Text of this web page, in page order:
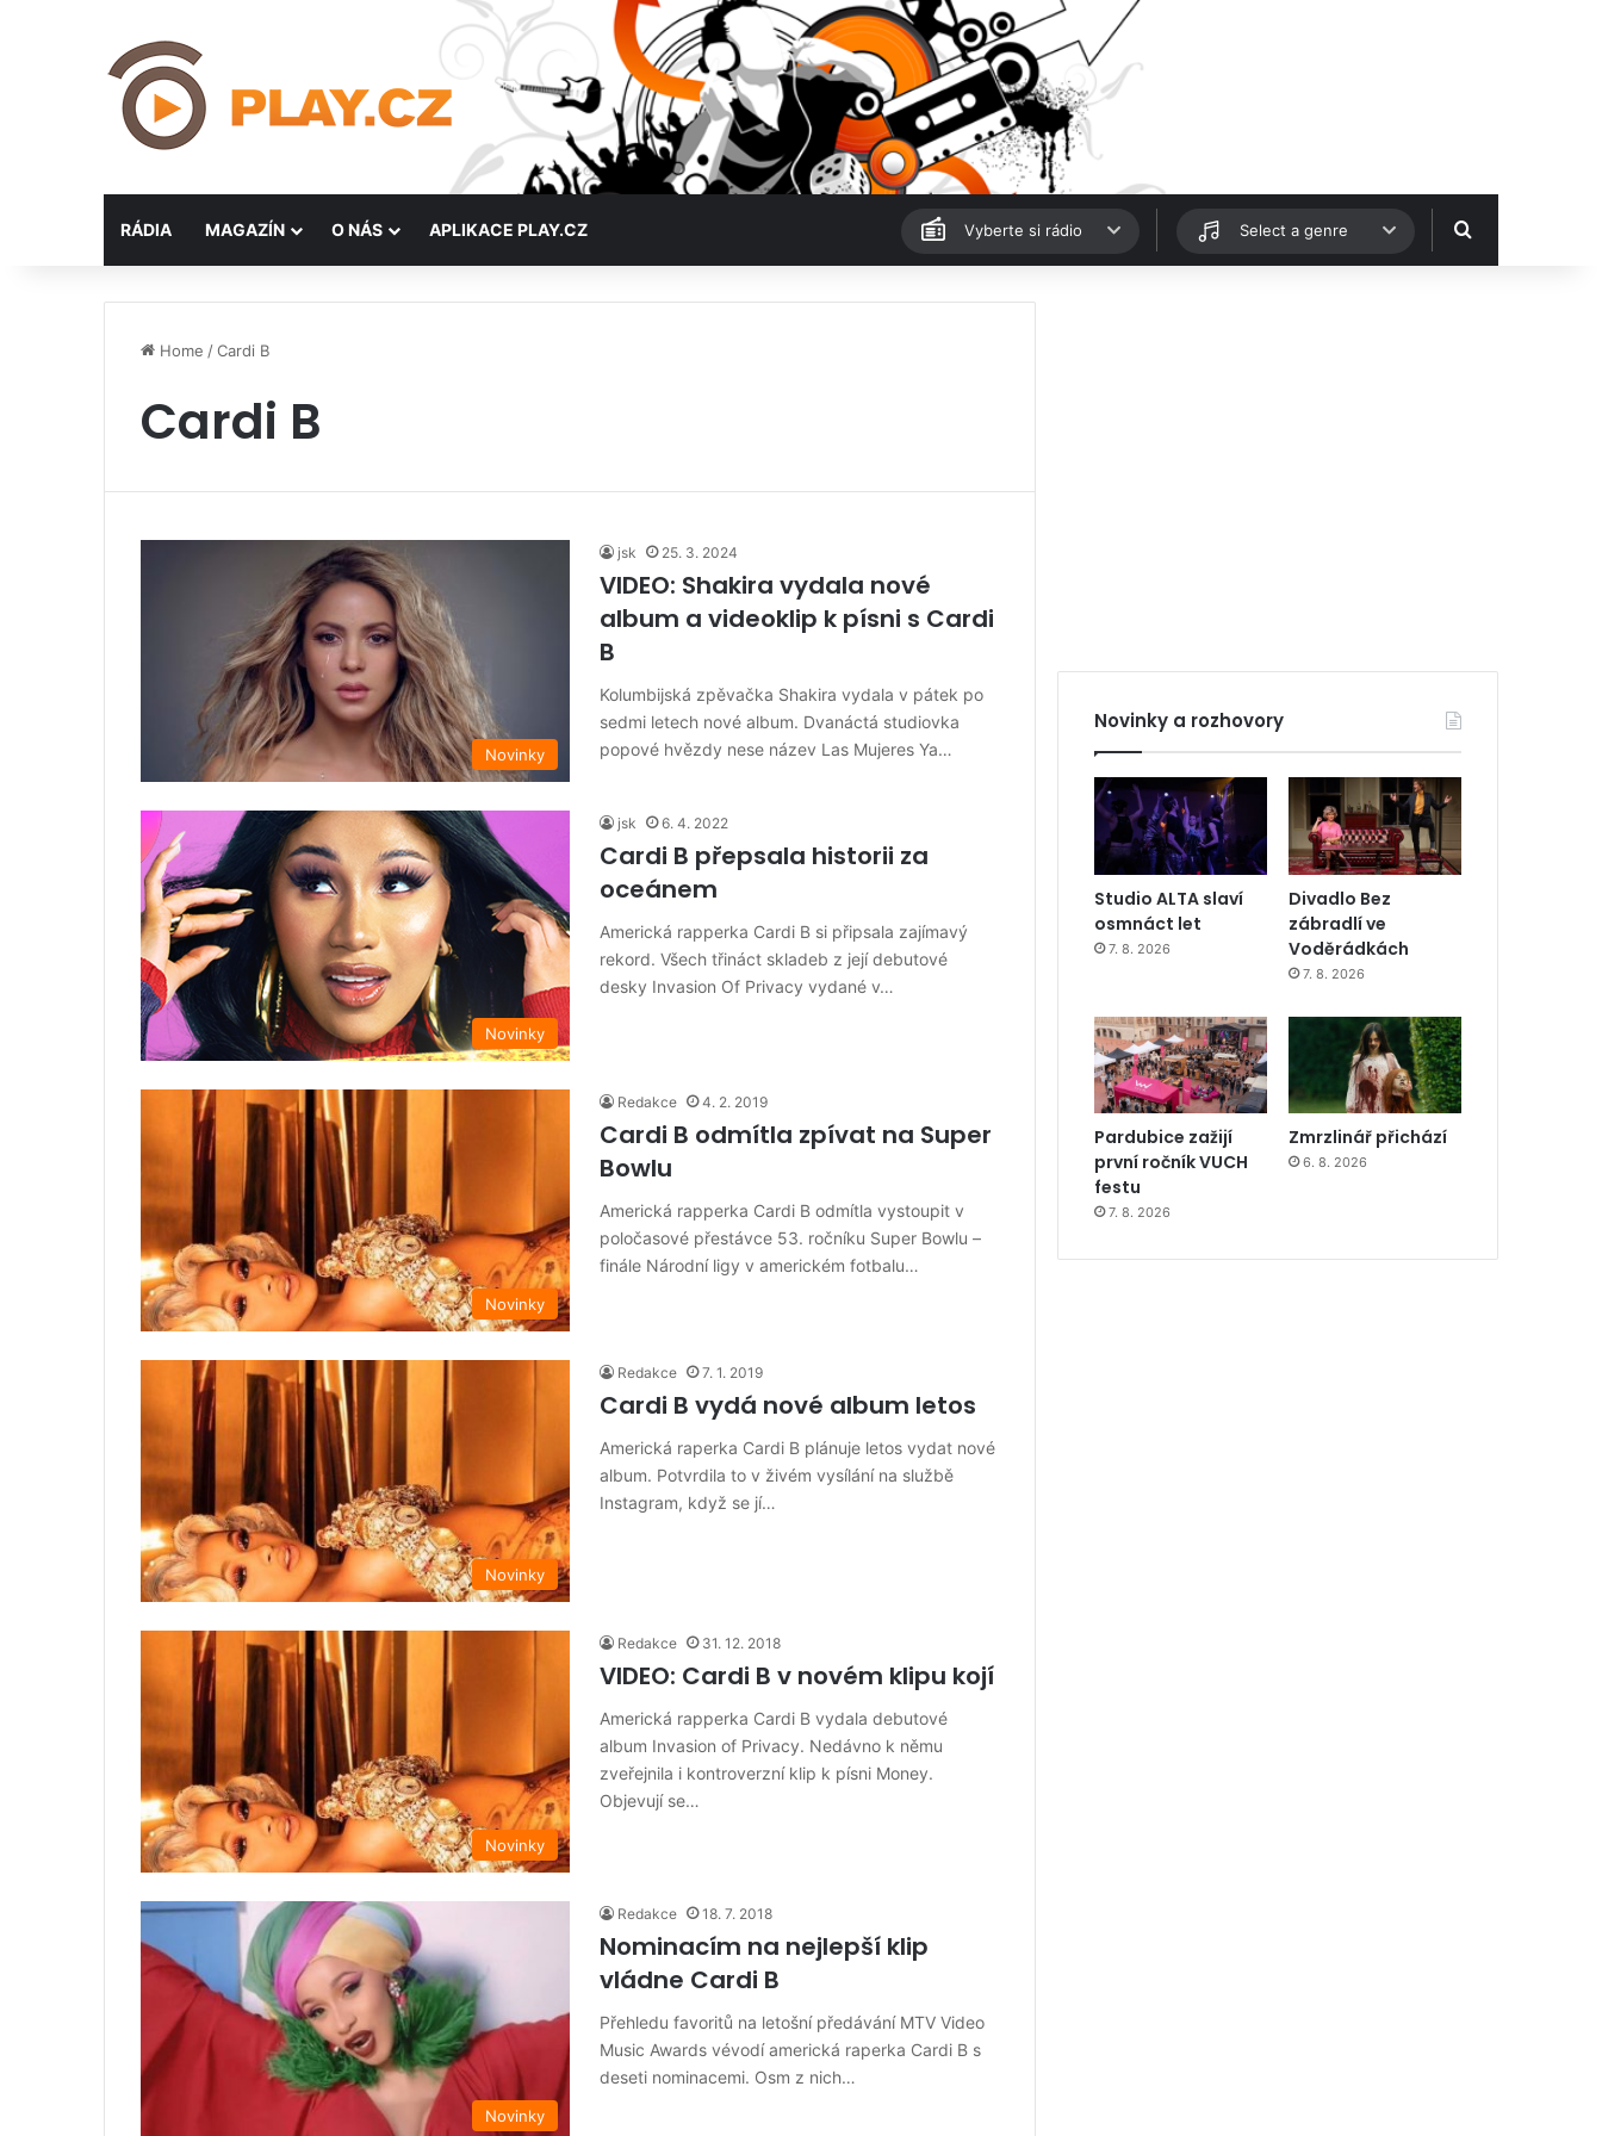
RÁDIA MAGAZÍN O NÁS APLIKACE PLAY.CZ Vyberte si rádio Select a genre Hledat
Home /Cardi B
Cardi B
Novinky
jsk 25. 3. 2024
VIDEO: Shakira vydala nové
album a videoklip k písni s Cardi
B
Kolumbijská zpěvačka Shakira vydala v pátek po
sedmi letech nové album. Dvanáctá studiovka
popové hvězdy nese název Las Mujeres Ya…
Novinky
jsk 6. 4. 2022
Cardi B přepsala historii za
oceánem
Americká rapperka Cardi B si připsala zajímavý
rekord. Všech třináct skladeb z její debutové
desky Invasion Of Privacy vydané v…
Novinky
Redakce 4. 2. 2019
Cardi B odmítla zpívat na Super
Bowlu
Americká rapperka Cardi B odmítla vystoupit v
poločasové přestávce 53. ročníku Super Bowlu –
finále Národní ligy v americkém fotbalu…
Novinky
Redakce 7. 1. 2019
Cardi B vydá nové album letos
Americká raperka Cardi B plánuje letos vydat nové
album. Potvrdila to v živém vysílání na službě
Instagram, když se jí…
Novinky
Redakce 31. 12. 2018
VIDEO: Cardi B v novém klipu kojí
Americká rapperka Cardi B vydala debutové
album Invasion of Privacy. Nedávno k němu
zveřejnila i kontroverzní klip k písni Money.
Objevují se…
Novinky
Redakce 18. 7. 2018
Nominacím na nejlepší klip
vládne Cardi B
Přehledu favoritů na letošní předávání MTV Video
Music Awards vévodí americká raperka Cardi B s
deseti nominacemi. Osm z nich…
Novinky a rozhovory
Studio ALTA slaví
osmnáct let
7. 8. 2026
Divadlo Bez
zábradlí ve
Voděrádkách
7. 8. 2026
Pardubice zažijí
první ročník VUCH
festu
7. 8. 2026
Zmrzlinář přichází
6. 8. 2026